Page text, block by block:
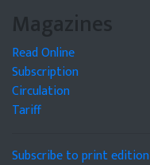
Magazines
Read Online
Subscription
Circulation
Tariff
Subscribe to print edition